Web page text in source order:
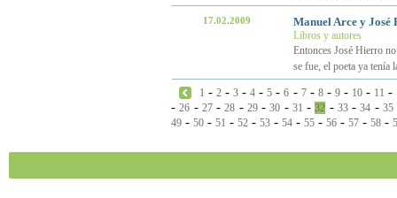
17.02.2009 Manuel Arce y José
Libros y autores
Entonces José Hierro
se fue, el poeta ya tenía
1 -2 -3 -4 -5 -6 - 7- 8- 9- 10- 11 -
-26 - 27-28 - 29-30 - 31 -32 - 33-34 - 35
49 - 50 - 51 - 52 - 53 - 54 - 55 - 56 - 57 - 58 -